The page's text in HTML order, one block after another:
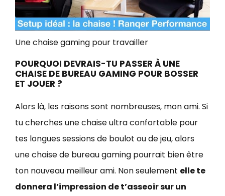
Une chaise gaming pour travailler
POURQUOI DEVRAIS-TU PASSER À UNE
CHAISE DE BUREAU GAMING POUR BOSSER
ET JOUER ?
Alors là, les raisons sont nombreuses, mon ami. Si
tu cherches une chaise ultra confortable pour
tes longues sessions de boulot ou de jeu, alors
une chaise de bureau gaming pourrait bien être
ton nouveau meilleur ami. Non seulement elle te
donnera l’impression de t’asseoir sur un